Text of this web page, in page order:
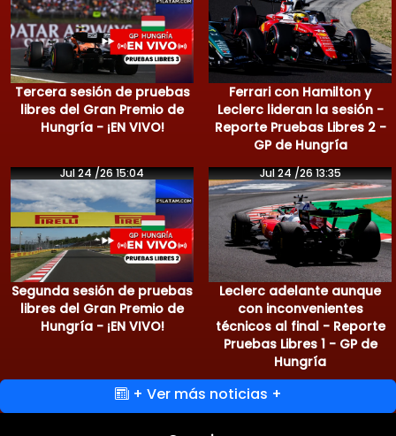
Tercera sesión de pruebas
libres del Gran Premio de
Hungría - ¡EN VIVO!
Ferrari con Hamilton y
Leclerc lideran la sesión -
Reporte Pruebas Libres 2 -
GP de Hungría
Jul 24 /26 15:04
Segunda sesión de pruebas
libres del Gran Premio de
Hungría - ¡EN VIVO!
Jul 24 /26 13:35
Leclerc adelante aunque
con inconvenientes
técnicos al final - Reporte
Pruebas Libres 1 - GP de
Hungría
+ Ver más noticias +